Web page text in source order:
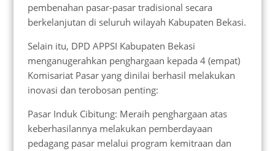
pembenahan pasar-pasar tradisional secara
berkelanjutan di seluruh wilayah Kabupaten Bekasi.
Selain itu, DPD APPSI Kabupaten Bekasi
menganugerahkan penghargaan kepada 4 (empat)
Komisariat Pasar yang dinilai berhasil melakukan
inovasi dan terobosan penting:
Pasar Induk Cibitung: Meraih penghargaan atas
keberhasilannya melakukan pemberdayaan
pedagang pasar melalui program kemitraan dan